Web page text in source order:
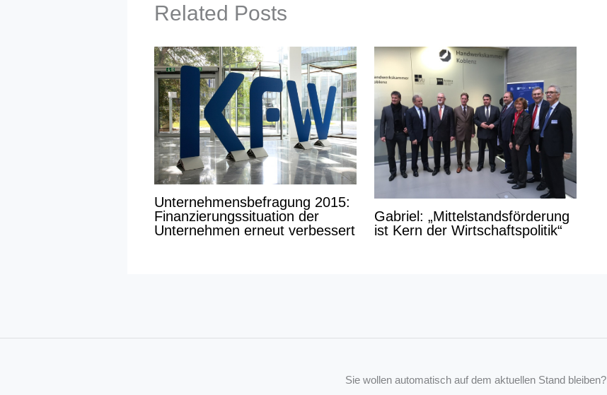
Related Posts
Unternehmensbefragung 2015:
Finanzierungssituation der
Unternehmen erneut verbessert
Gabriel: „Mittelstandsförderung
ist Kern der Wirtschaftspolitik“
Sie wollen automatisch auf dem aktuellen Stand bleiben?